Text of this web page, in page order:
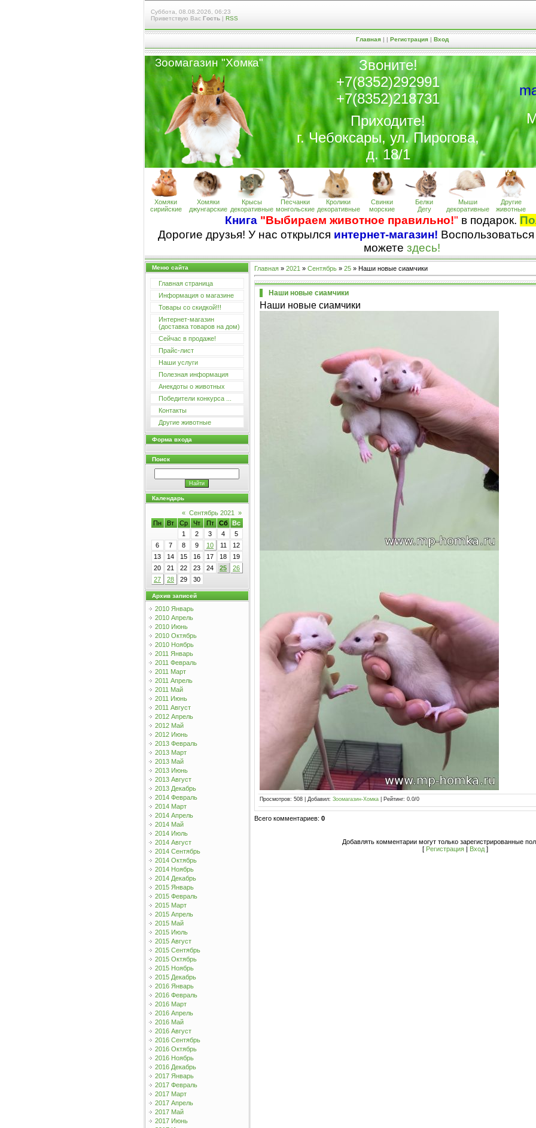
Суббота, 08.08.2026, 06:23
Приветствую Вас Гость| RSS
Главная| | Регистрация| Вход
Зоомагазин "Хомка"
Звоните!
+7(8352)292991
+7(8352)218731
Приходите!
г. Чебоксары, ул. Пирогова,
д. 18/1
Хомяки
сирийские
Хомяки
джунгарские
Крысы
декоративные
Песчанки
монгольские
Кролики
декоративные
Свинки
морские
Белки
Дегу
Мыши
декоративные
Другие
животные
Книга "Выбираем животное правильно!" в подарок.
Дорогие друзья! У нас открылся интернет-магазин!
можете здесь!
Меню сайта
Главная страница
Информация о магазине
Товары со скидкой!!!
Интернет-магазин
(доставка товаров на дом)
Сейчас в продаже!
Прайс-лист
Наши услуги
Полезная информация
Анекдоты о животных
Победители конкурса ...
Контакты
Другие животные
Форма входа
Поиск
Календарь
« Сентябрь 2021
»
Пн
Вт Ср Чт Пт Сб
Вс
1
2 3 4
5
6
7 8 9 10 11
12
13
14 15 16 17 18
19
20
21 22 23 24 25
26
27
28 29 30
Архив записей
2010 Январь
2010 Апрель
2010 Июнь
2010 Октябрь
2010 Ноябрь
2011 Январь
2011 Февраль
2011 Март
2011 Апрель
2011 Май
2011 Июнь
2011 Август
2012 Апрель
2012 Май
2012 Июнь
2013 Февраль
2013 Март
2013 Май
2013 Июнь
2013 Август
2013 Декабрь
2014 Февраль
2014 Март
2014 Апрель
2014 Май
2014 Июль
2014 Август
2014 Сентябрь
2014 Октябрь
2014 Ноябрь
2014 Декабрь
2015 Январь
2015 Февраль
2015 Март
2015 Апрель
2015 Май
2015 Июль
2015 Август
2015 Сентябрь
2015 Октябрь
2015 Ноябрь
2015 Декабрь
2016 Январь
2016 Февраль
2016 Март
2016 Апрель
2016 Май
2016 Август
2016 Сентябрь
2016 Октябрь
2016 Ноябрь
2016 Декабрь
2017 Январь
2017 Февраль
2017 Март
2017 Апрель
2017 Май
2017 Июнь
Главная» 2021 » Сентябрь » 25» Наши новые сиамчики
Наши новые сиамчики
Наши новые сиамчики
Просмотров: 508| Добавил: Зоомагазин-Хомка Рейтинг: 0.0/0
Всего комментариев: 0
Добавлять комментарии могут только зарегистрированные
[ Регистрация | Вход ]